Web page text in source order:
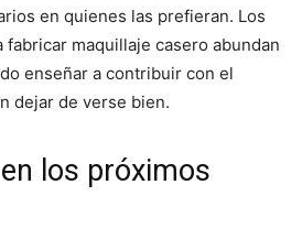
en quienes las prefieran. Los
maquillaje casero abundan
enseñar a contribuir con el
dejar de verse bien.
los próximos